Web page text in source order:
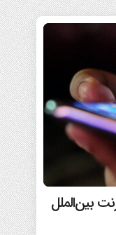
برای اینترنت بین‌الملل